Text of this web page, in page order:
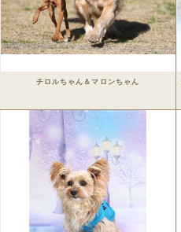
チロルちゃん＆マロンちゃん
最新月撮影会アルバム
日用雑貨＆文具
マグカップ
クリアファイル
眼鏡ケース
インテリア雑貨